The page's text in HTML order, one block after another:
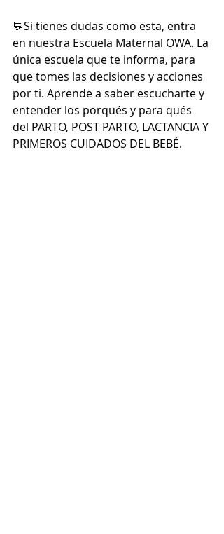
💬Si tienes dudas como esta, entra
en nuestra Escuela Maternal OWA. La
única escuela que te informa, para
que tomes las decisiones y acciones
por ti. Aprende a saber escucharte y
entender los porqués y para qués
del PARTO, POST PARTO, LACTANCIA Y
PRIMEROS CUIDADOS DEL BEBÉ.